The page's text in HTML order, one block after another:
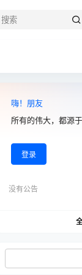
嗨！朋友
所有的伟大，都源
登录
没有公告